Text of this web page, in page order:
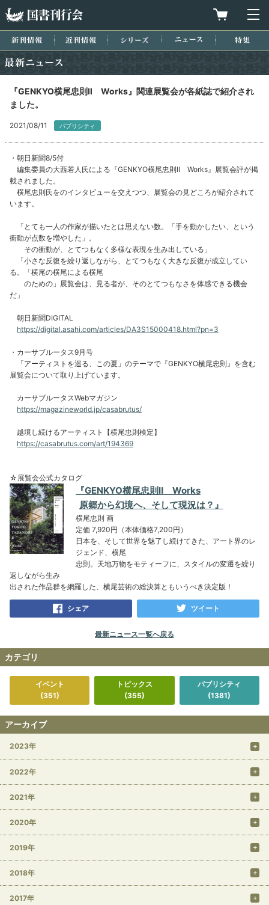
買物カゴを
新刊情報 近刊情報 シリーズ ニュース
『GENKYO横尾忠則Ⅱ Works』関連展覧会が各紙誌で紹介され
ました。
2021/08/11 パブリシティ
・朝日新聞8/5付
編集委員の大西若人氏による『GENKYO横尾忠則Ⅱ Works』展覧会評が掲
載されました。
横尾忠則氏をのインタビューを交えつつ、展覧会の見どころが紹介されて
います。
「とても一人の作家が描いたとは思えない数。「手を動かしたい、という
衝動が点数を増やした」。
その衝動が、とてつもなく多様な表現を生み出している」
「小さな反復を繰り返しながら、とてつもなく大きな反復が成立してい
る。「横尾の横尾による横尾
のための」展覧会は、見る者が、そのとてつもなさを体感できる機会
だ」
朝日新聞DIGITAL
https://digital.asahi.com/articles/DA3S15000418.html?pn=3
・カーサブルータス9月号
「アーティストを巡る、この夏」のテーマで『GENKYO横尾忠則』を含む
展覧会について取り上げています。
カーサブルータスWebマガジン
https://magazineworld.jp/casabrutus/
越境し続けるアーティスト【横尾忠則検定】
https://casabrutus.com/art/194369
☆展覧会公式カタログ
『GENKYO横尾忠則Ⅱ Works
原郷から幻境へ、そして現況は？』
横尾忠則 画
定価 7,920円（本体価格7,200円）
日本を、そして世界を魅了し続けてきた、アート界のレ
ジェンド、横尾
忠則。天地万物をモティーフに、スタイルの変遷を繰り
返しながら生み
出された作品群を網羅した、横尾芸術の総決算ともいうべき決定版！
シェア ツイート
最新ニュース一覧へ戻る
カテゴリ
イベント
(351)
トピックス
(355)
パブリシティ
(1381)
アーカイブ
2023年
2022年
2021年
2020年
2019年
2018年
2017年